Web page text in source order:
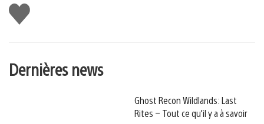
J'aime
Dernières news
Ghost Recon Wildlands: Last
Rites – Tout ce qu’il y a à savoir